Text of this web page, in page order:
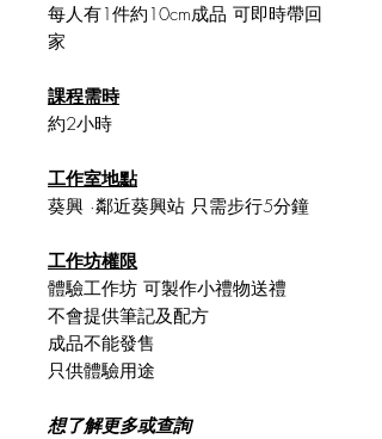
每人有1件約10cm成品 可即時帶回
家
課程需時
約2小時
工作室地點
葵興 ·鄰近葵興站 只需步行5分鐘
工作坊權限
體驗工作坊 可製作小禮物送禮
不會提供筆記及配方
成品不能發售
只供體驗用途
想了解更多或查詢